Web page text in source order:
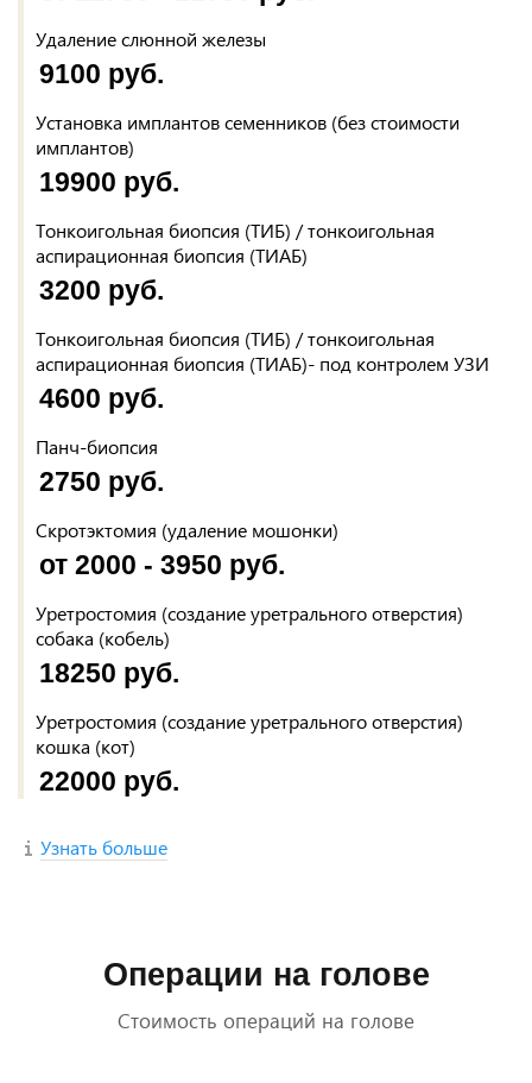
Удаление слюнной железы
9100 руб.
Установка имплантов семенников (без стоимости
имплантов)
19900 руб.
Тонкоигольная биопсия (ТИБ) / тонкоигольная
аспирационная биопсия (ТИАБ)
3200 руб.
Тонкоигольная биопсия (ТИБ) / тонкоигольная
аспирационная биопсия (ТИАБ)- под контролем УЗИ
4600 руб.
Панч-биопсия
2750 руб.
Скротэктомия (удаление мошонки)
от 2000 - 3950 руб.
Уретростомия (создание уретрального отверстия)
собака (кобель)
18250 руб.
Уретростомия (создание уретрального отверстия)
кошка (кот)
22000 руб.
Узнать больше
Операции на голове
Стоимость операций на голове